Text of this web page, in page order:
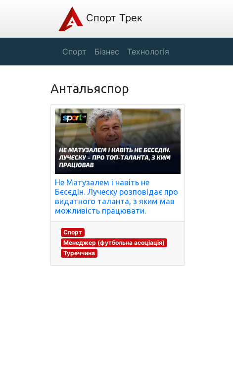
Спорт Трек
Спорт Бізнес Технологія
Антальяспор
Не Матузалем і навіть не
Бєсєдін. Луческу розповідає про
видатного таланта, з яким мав
можливість працювати.
Спорт
Менеджер (футбольна асоціація)
Туреччина